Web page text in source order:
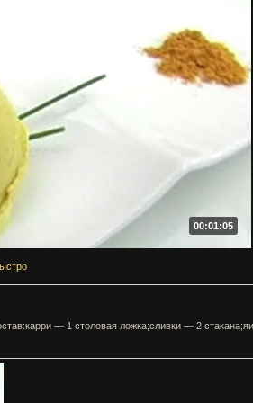
00:01:05
— 1 столовая ложка;сливки — 2